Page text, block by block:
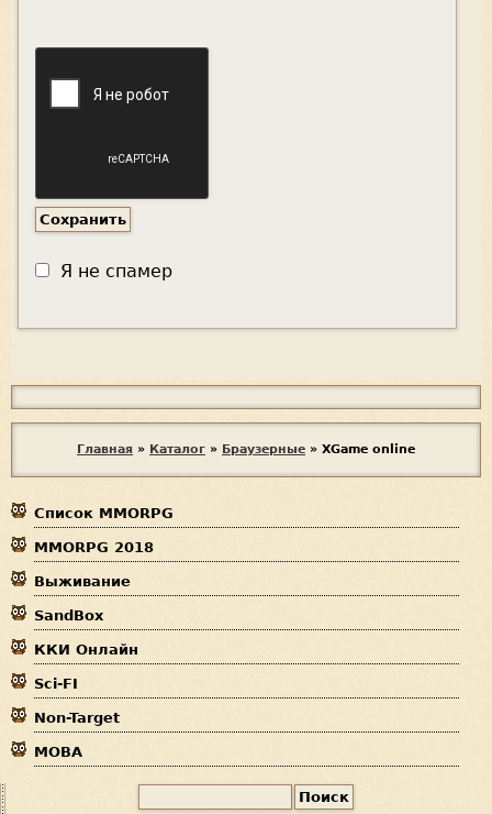
Я не спамер
с
п
м
е
ы
з
д
е
с
ь
Главная » Каталог » Браузерные » XGame online
Список MMORPG
MMORPG 2018
Выживание
SandBox
ККИ Онлайн
Sci-FI
Non-Target
MOBA